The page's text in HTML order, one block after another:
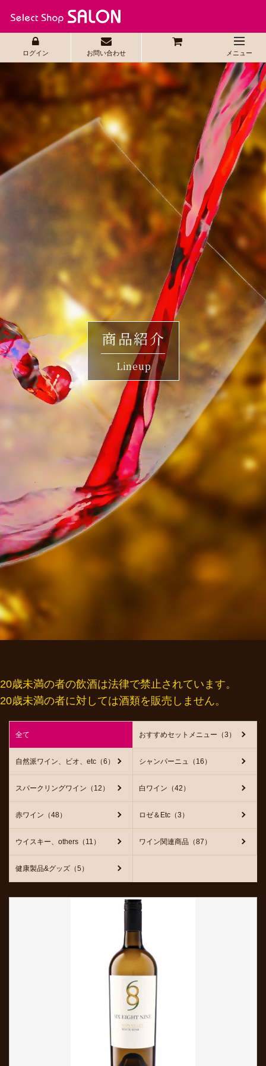
ログイン お問い合わせ メニュー
商品紹介
Lineup
20歳未満の者の飲酒は法律で禁止されています。
20歳未満の者に対しては酒類を販売しません。
全て おすすめセットメニュー（3）
自然派ワイン、ビオ、etc（6） シャンパーニュ（16）
スパークリングワイン（12） 白ワイン（42）
赤ワイン（48） ロゼ＆Etc（3）
ウイスキー、others（11） ワイン関連商品（87）
健康製品&グッズ（5）